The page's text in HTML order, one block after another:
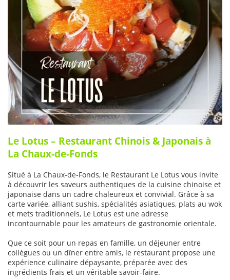
Le Lotus – Restaurant Chinois & Japonais à
La Chaux-de-Fonds
Situé à La Chaux-de-Fonds, le Restaurant Le Lotus vous invite
à découvrir les saveurs authentiques de la cuisine chinoise et
japonaise dans un cadre chaleureux et convivial. Grâce à sa
carte variée, alliant sushis, spécialités asiatiques, plats au wok
et mets traditionnels, Le Lotus est une adresse
incontournable pour les amateurs de gastronomie orientale.
Que ce soit pour un repas en famille, un déjeuner entre
collègues ou un dîner entre amis, le restaurant propose une
expérience culinaire dépaysante, préparée avec des
ingrédients frais et un véritable savoir-faire.